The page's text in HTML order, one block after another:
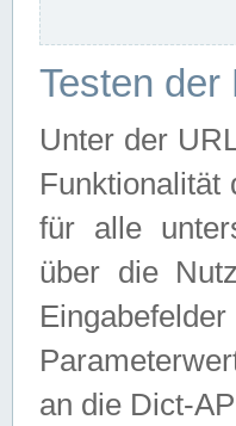
Testen
Unter der
Funktionalität
für alle
über die
an die Dict-